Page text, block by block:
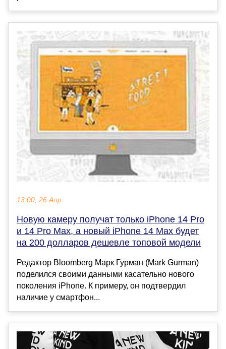
13:00, 26 Апр
Новую камеру получат только iPhone 14 Pro
и 14 Pro Max, а новый iPhone 14 Max будет
на 200 долларов дешевле топовой модели
Редактор Bloomberg Марк Гурман (Mark Gurman)
поделился своими данными касательно нового
поколения iPhone. К примеру, он подтвердил
наличие у смартфон...